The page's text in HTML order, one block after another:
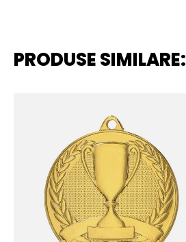
PRODUSE SIMILARE: